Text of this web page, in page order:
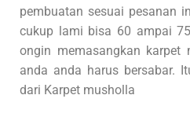
pembuatan sesuai pesanan
cukup lami bisa 60 ampai
ongin memasangkan
anda anda harus bersabar.
dari Karpet musholla